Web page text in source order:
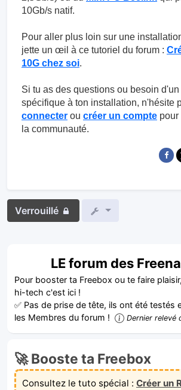
10Gb/s natif.
Pour aller plus loin sur une
jette un œil à ce tutoriel du forum :
10G chez soi.
Si tu as des questions ou besoin d'un
spécifique à ton installation, n'hésite
connecter ou créer un compte pour
la communauté.
Verrouillé
LE forum des
Pour booster ta Freebox ou te faire
hi-tech c'est ici !
✅ Pas de prise de tête, ils ont été testés
les Membres du forum !
Dernier relevé
🚀 Booste ta Freebox
Consultez le tuto spécial : Créer un